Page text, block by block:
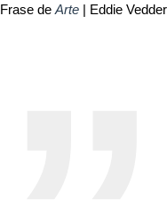
Frase de Arte | Eddie Vedder